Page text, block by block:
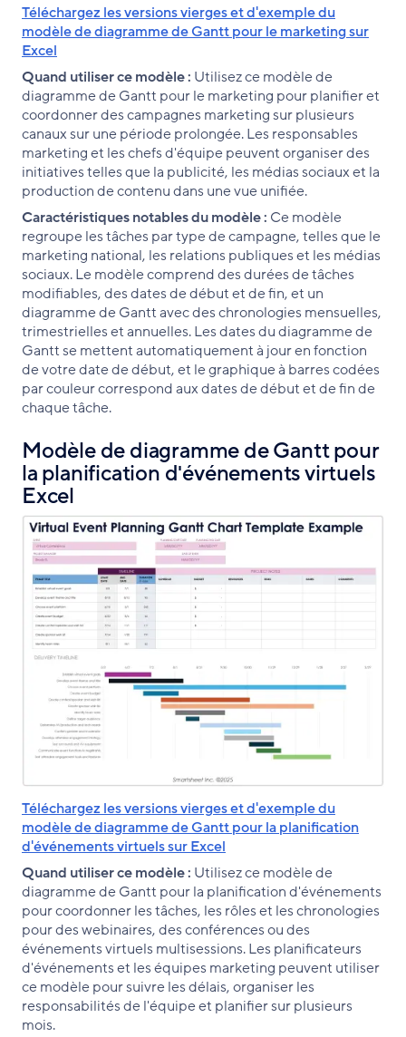
Téléchargez les versions vierges et d'exemple du
modèle de diagramme de Gantt pour le marketing sur
Excel
Quand utiliser ce modèle : Utilisez ce modèle de
diagramme de Gantt pour le marketing pour planifier et
coordonner des campagnes marketing sur plusieurs
canaux sur une période prolongée. Les responsables
marketing et les chefs d'équipe peuvent organiser des
initiatives telles que la publicité, les médias sociaux et la
production de contenu dans une vue unifiée.
Caractéristiques notables du modèle : Ce modèle
regroupe les tâches par type de campagne, telles que le
marketing national, les relations publiques et les médias
sociaux. Le modèle comprend des durées de tâches
modifiables, des dates de début et de fin, et un
diagramme de Gantt avec des chronologies mensuelles,
trimestrielles et annuelles. Les dates du diagramme de
Gantt se mettent automatiquement à jour en fonction
de votre date de début, et le graphique à barres codées
par couleur correspond aux dates de début et de fin de
chaque tâche.
Modèle de diagramme de Gantt pour
la planification d'événements virtuels
Excel
Téléchargez les versions vierges et d'exemple du
modèle de diagramme de Gantt pour la planification
d'événements virtuels sur Excel
Quand utiliser ce modèle : Utilisez ce modèle de
diagramme de Gantt pour la planification d'événements
pour coordonner les tâches, les rôles et les chronologies
pour des webinaires, des conférences ou des
événements virtuels multisessions. Les planificateurs
d'événements et les équipes marketing peuvent utiliser
ce modèle pour suivre les délais, organiser les
responsabilités de l'équipe et planifier sur plusieurs
mois.